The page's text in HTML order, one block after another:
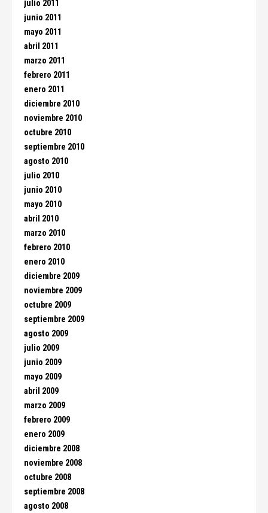
julio 2011
junio 2011
mayo 2011
abril 2011
marzo 2011
febrero 2011
enero 2011
diciembre 2010
noviembre 2010
octubre 2010
septiembre 2010
agosto 2010
julio 2010
junio 2010
mayo 2010
abril 2010
marzo 2010
febrero 2010
enero 2010
diciembre 2009
noviembre 2009
octubre 2009
septiembre 2009
agosto 2009
julio 2009
junio 2009
mayo 2009
abril 2009
marzo 2009
febrero 2009
enero 2009
diciembre 2008
noviembre 2008
octubre 2008
septiembre 2008
agosto 2008